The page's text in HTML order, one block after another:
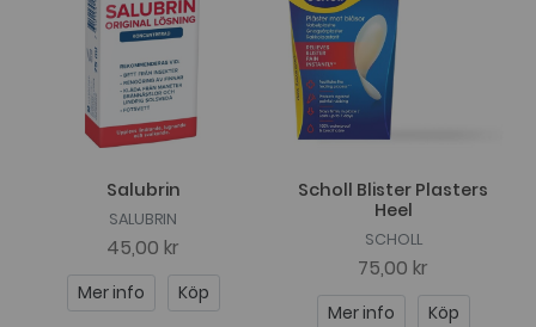
Salubrin
SALUBRIN
45,00 kr
Mer info Köp
Scholl Blister Plasters
Heel
SCHOLL
75,00 kr
Mer info Köp